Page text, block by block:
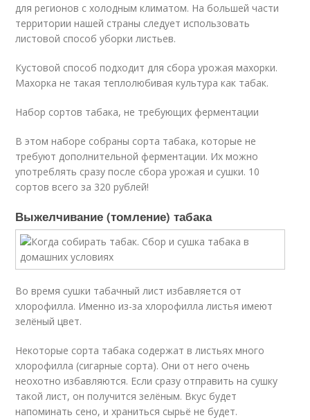
для регионов с холодным климатом. На большей части
территории нашей страны следует использовать
листовой способ уборки листьев.
Кустовой способ подходит для сбора урожая махорки.
Махорка не такая теплолюбивая культура как табак.
Набор сортов табака, не требующих ферментации
В этом наборе собраны сорта табака, которые не
требуют дополнительной ферментации. Их можно
употреблять сразу после сбора урожая и сушки. 10
сортов всего за 320 рублей!
Выжелчивание (томление) табака
Во время сушки табачный лист избавляется от
хлорофилла. Именно из-за хлорофилла листья имеют
зелёный цвет.
Некоторые сорта табака содержат в листьях много
хлорофилла (сигарные сорта). Они от него очень
неохотно избавляются. Если сразу отправить на сушку
такой лист, он получится зелёным. Вкус будет
напоминать сено, и храниться сырьё не будет.